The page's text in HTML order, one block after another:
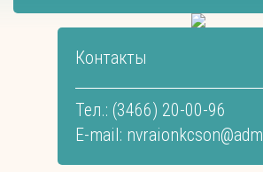
Контакты
Тел.: (3466) 20-00-96
E-mail: